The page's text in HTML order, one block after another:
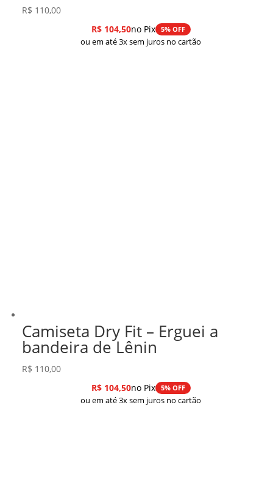
R$ 110,00
R$104,50no Pix 5% OFF
ou em até 3x sem juros no cartão
Camiseta Dry Fit – Erguei a
bandeira de Lênin
R$ 110,00
R$104,50no Pix 5% OFF
ou em até 3x sem juros no cartão